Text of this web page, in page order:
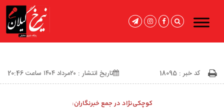
کد خبر : 18095 تاریخ انتشار : ۲۰مرداد ۱۴۰۴ ساعت 20:46
کوچکی‌نژاد در جمع خبرنگاران: